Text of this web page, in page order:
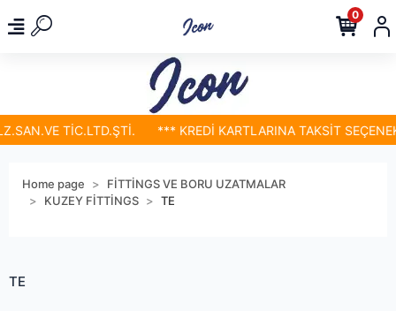
TİC.LTD.ŞTİ. *** KREDİ KARTLARINA TAKSİT
0
Home page
FİTTİNGS VE BORU UZATMALAR
KUZEY FİTTİNGS
TE
TE